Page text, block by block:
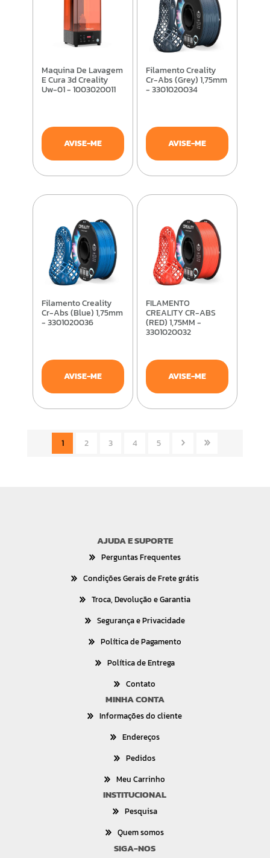
Maquina De Lavagem
E Cura 3d Creality
Uw-01 - 1003020011
AVISE-ME
Filamento Creality
Cr-Abs (Grey) 1,75mm
- 3301020034
AVISE-ME
Filamento Creality
Cr-Abs (Blue) 1,75mm
- 3301020036
AVISE-ME
FILAMENTO
CREALITY CR-ABS
(RED) 1,75MM -
3301020032
AVISE-ME
1 2 3 4 5
AJUDA E SUPORTE
Perguntas Frequentes
Condições Gerais de Frete grátis
Troca, Devolução e Garantia
Segurança e Privacidade
Política de Pagamento
Política de Entrega
Contato
MINHA CONTA
Informações do cliente
Endereços
Pedidos
Meu Carrinho
INSTITUCIONAL
Pesquisa
Quem somos
SIGA-NOS